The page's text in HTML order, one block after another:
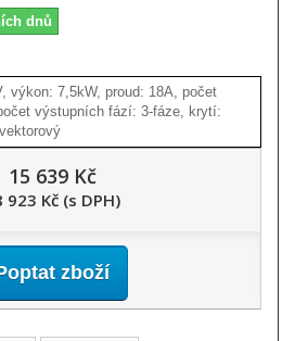
dnů
výkon: 7,5kW, proud: 18A, počet
výstupních fází: 3-fáze, krytí:
15 639 Kč
923 Kč (s DPH)
zboží